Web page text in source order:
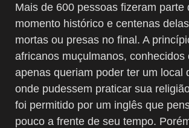
Mais de 600 pessoas fizeram parte
momento histórico e centenas
mortas ou presas no final. A
africanos muçulmanos, conhecidos
apenas queriam poder ter um local
onde pudessem praticar sua
foi permitido por um inglês que
pouco a frente de seu tempo.